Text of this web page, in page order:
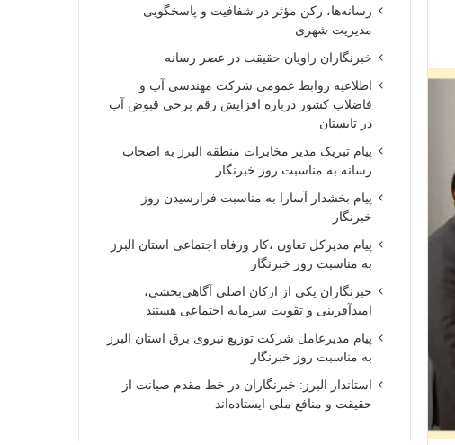
رسانه‌ها، رکن مؤثر در شفافیت و پاسخگویی
مدیریت شهری
خبرنگاران راویان حقیقت در عصر رسانه
اطلاعیه روابط عمومی شرکت مهندسی آب و
فاضلاب کشور درباره افزایش رقم برخی قبوض آب
در تابستان
پیام تبریک مدیر مخابرات منطقه البرز به اصحاب
رسانه به مناسبت روز خبرنگار
پیام بخشدار آسارا به مناسبت فرارسیدن روز
خبرنگار
پیام مدیرکل تعاون ،کار ورفاه اجتماعی استان البرز
به مناسبت روز خبرنگار
خبرنگاران یکی از ارکان اصلی آگاهی‌بخشی،
امیدآفرینی و تقویت سرمایه اجتماعی هستند
پیام مدیرعامل شرکت توزیع نیروی برق استان البرز
به مناسبت روز خبرنگار
استاندار البرز: خبرنگاران در خط مقدم صیانت از
حقیقت و منافع ملی ایستاده‌اند